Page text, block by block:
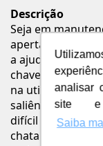
analisar
site e
Saiba
Descrição
Seja em
apertar ou
a ajuda da
chave de fenda
na utilização,
saliências no
difícil acesso, as
chata e cruzada,